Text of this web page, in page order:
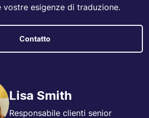
vostre esigenze di traduzione.
Contatto
Lisa Smith
Responsabile clienti senior